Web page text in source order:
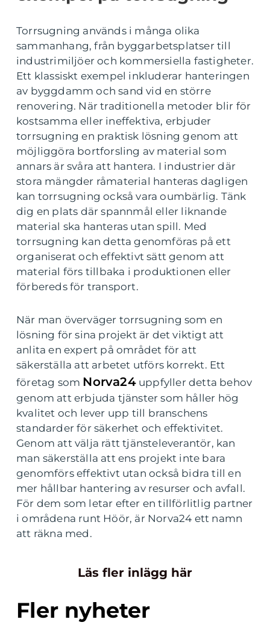
Torrsugning används i många olika
sammanhang, från byggarbetsplatser till
industrimiljöer och kommersiella fastigheter.
Ett klassiskt exempel inkluderar hanteringen
av byggdamm och sand vid en större
renovering. När traditionella metoder blir för
kostsamma eller ineffektiva, erbjuder
torrsugning en praktisk lösning genom att
möjliggöra bortforsling av material som
annars är svåra att hantera. I industrier där
stora mängder råmaterial hanteras dagligen
kan torrsugning också vara oumbärlig. Tänk
dig en plats där spannmål eller liknande
material ska hanteras utan spill. Med
torrsugning kan detta genomföras på ett
organiserat och effektivt sätt genom att
material förs tillbaka i produktionen eller
förbereds för transport.
När man överväger torrsugning som en
lösning för sina projekt är det viktigt att
anlita en expert på området för att
säkerställa att arbetet utförs korrekt. Ett
företag som Norva24uppfyller detta behov
genom att erbjuda tjänster som håller hög
kvalitet och lever upp till branschens
standarder för säkerhet och effektivitet.
Genom att välja rätt tjänsteleverantör, kan
man säkerställa att ens projekt inte bara
genomförs effektivt utan också bidra till en
mer hållbar hantering av resurser och avfall.
För dem som letar efter en tillförlitlig partner
i områdena runt Höör, är Norva24 ett namn
att räkna med.
Läs fler inlägg här
Fler nyheter